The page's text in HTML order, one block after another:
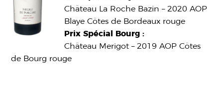
Château La Roche Bazin – 2020 AOP
Blaye Côtes de Bordeaux rouge
Prix Spécial Bourg :
Château Merigot – 2019 AOP Côtes
de Bourg rouge